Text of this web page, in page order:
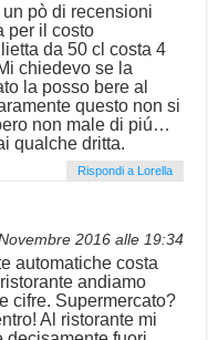
pò di recensioni
per il costo
da 50 cl costa 4
chiedevo se la
la posso bere al
questo non si
non male di piú…
qualche dritta.
Rispondi a Lorella
2016 alle 19:34
automatiche costa
andiamo
cifre. Supermercato?
Al ristorante mi